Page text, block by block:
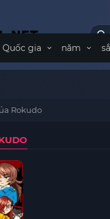
Quốc gia năm
Rokudo